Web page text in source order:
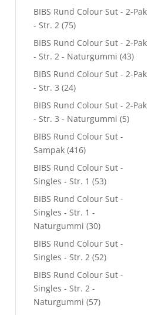
BIBS Rund Colour Sut - 2-Pak
- Str. 2 (75)
BIBS Rund Colour Sut - 2-Pak
- Str. 2 - Naturgummi (43)
BIBS Rund Colour Sut - 2-Pak
- Str. 3 (24)
BIBS Rund Colour Sut - 2-Pak
- Str. 3 - Naturgummi (5)
BIBS Rund Colour Sut -
Sampak (416)
BIBS Rund Colour Sut -
Singles - Str. 1 (53)
BIBS Rund Colour Sut -
Singles - Str. 1 -
Naturgummi (30)
BIBS Rund Colour Sut -
Singles - Str. 2 (52)
BIBS Rund Colour Sut -
Singles - Str. 2 -
Naturgummi (57)